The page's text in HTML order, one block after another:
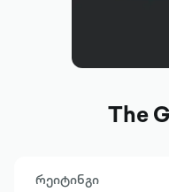
The
რეიტინგი